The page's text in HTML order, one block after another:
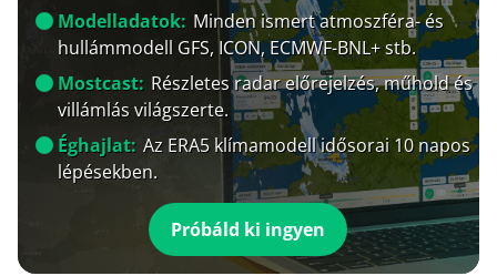
Modelladatok: Minden ismert atmoszféra- és
hullámmodell GFS, ICON, ECMWF-BNL+ stb.
Mostcast: Részletes radar előrejelzés, műhold és
villámlás világszerte.
Éghajlat: Az ERA5 klímamodell idősorai 10 napos
lépésekben.
Próbáld ki ingyen